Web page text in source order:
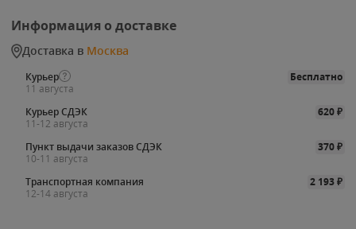
Информация о доставке
Доставка в Москва
Курьер
Бесплатно
11 августа
Курьер СДЭК
620₽
11-12 августа
Пункт выдачи заказов СДЭК
370₽
10-11 августа
Транспортная компания
2 193₽
12-14 августа